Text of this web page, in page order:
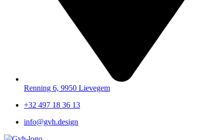
Renning 6, 9950 Lievegem
+32 497 18 36 13
info@gvh.design